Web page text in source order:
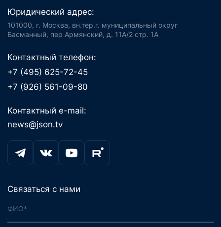
Юридический адрес:
101000, г. Москва, вн.тер.г. муниципальный округ
Басманный, пер Армянский, д. 11А/2 стр. 1А
Контактный телефон:
+7 (495) 625-72-45
+7 (926) 561-09-80
Контактный e-mail:
news@json.tv
Связаться с нами